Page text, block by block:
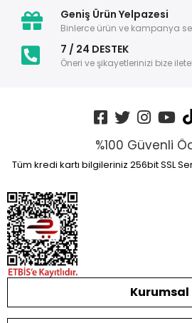
Geniş Ürün Yelpazesi
Binlerce ürün ve kampanya
7 / 24 DESTEK
Öneri ve şikayetlerinizi bize
%100 Güvenli
Tüm kredi kartı bilgileriniz 256bit SSL
Kurumsal